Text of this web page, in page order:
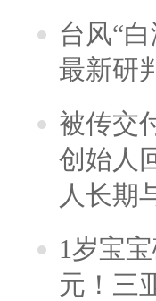
台风“
最新研
被传交
创始人
人长期
1岁宝
元！三